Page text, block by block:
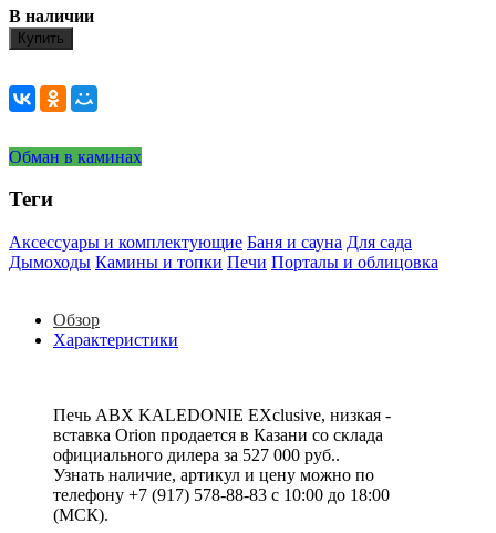
В наличии
Купить
Обман в каминах
Теги
Аксессуары и комплектующие Баня и сауна Для сада
Дымоходы Камины и топки Печи Порталы и облицовка
Обзор
Характеристики
Печь ABX KALEDONIE EXclusive, низкая -
вставка Orion продается в Казани со склада
официального дилера за 527 000 руб..
Узнать наличие, артикул и цену можно по
телефону +7 (917) 578-88-83 с 10:00 до 18:00
(МСК).